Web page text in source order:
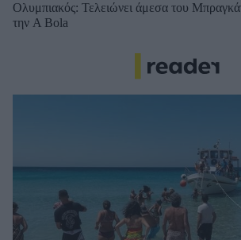
Ολυμπιακός: Τελειώνει άμεσα του
την A Bola